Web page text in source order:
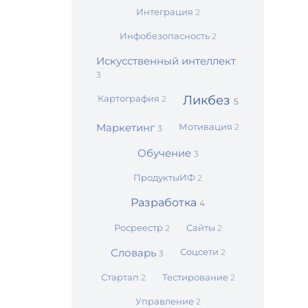
Интеграция 2
Инфобезопасность 2
Искусственный интеллект
3
Картография 2 Ликбез 5
Маркетинг 3 Мотивация 2
Обучение 3
ПродуктыИФ 2
Разработка 4
Росреестр 2 Сайты 2
Словарь 3 Соцсети 2
Стартап 2 Тестирование 2
Управление 2